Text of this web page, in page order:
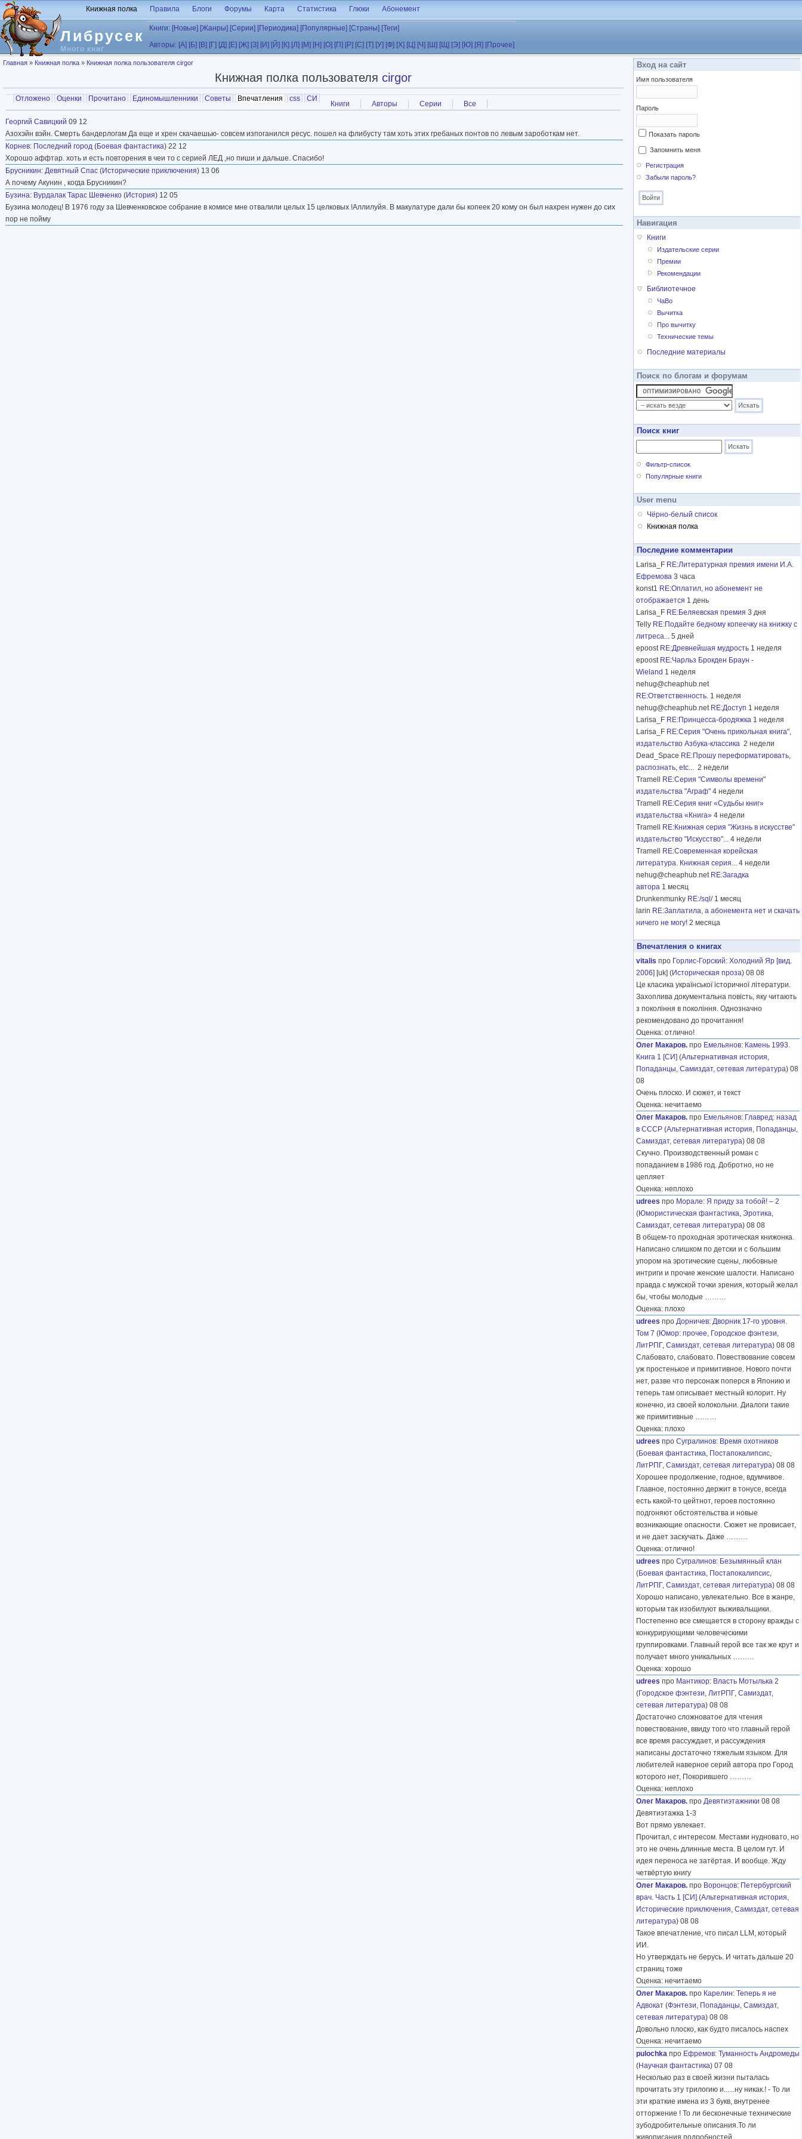
Перейти к основному содержанию
Либрусек
Много книг
Книжная полка Правила Блоги Форумы Карта Статистика Глюки Абонемент
Книги: [Новые] [Жанры] [Серии] [Периодика] [Популярные] [Страны] [Теги]
Авторы: [А] [Б] [В] [Г] [Д] [Е] [Ж] [З] [И] [Й] [К] [Л] [М] [Н] [О] [П] [Р] [С] [Т] [У] [Ф] [Х] [Ц] [Ч] [Ш] [Щ] [Э] [Ю] [Я] [Прочее]
Вы здесь
Главная » Книжная полка » Книжная полка пользователя cirgor
Книжная полка пользователя cirgor
Главные вкладки
Отложено Оценки Прочитано Единомышленники Советы Впечатления (активная вкладка)
css СИ
Вторичные вкладки Книги Авторы Серии Все
Георгий Савицкий 09 12
Азохэйн вэйн. Смерть бандерлогам Да еще и хрен скачаешью- совсем изпоганился ресус. пошел на флибусту там хоть этих гребаных понтов по левым зароботкам нет.
Корнев: Последний город (Боевая фантастика) 22 12
Хорошо аффтар. хоть и есть повторения в чеи то с серией ЛЕД ,но пиши и дальше. Спасибо!
Брусникин: Девятный Спас (Исторические приключения) 13 06
А почему Акунин , когда Брусникин?
Бузина: Вурдалак Тарас Шевченко (История) 12 05
Бузина молодец! В 1976 году за Шевченковское собрание в комисе мне отвалили целых 15 целковых !Аллилуйя. В макулатуре дали бы копеек 20 кому он был нахрен нужен до сих
пор не пойму
Вход на сайт
Имя пользователя
Пароль
Показать пароль
Запомнить меня
Регистрация
Забыли пароль?
Навигация
Книги
Издательские серии
Премии
Рекомендации
Библиотечное
ЧаВо
Вычитка
Про вычитку
Технические темы
Последние материалы
Поиск по блогам и форумам
Поиск книг
Фильтр-список
Популярные книги
User menu
Чёрно-белый список
Книжная полка
Последние комментарии
Larisa_F RE:Литературная премия имени И.А.
Ефремова 3 часа
konst1 RE:Оплатил, но абонемент не
отображается 1 день
Larisa_F RE:Беляевская премия 3 дня
Telly RE:Подайте бедному копеечку на книжку с
литреса... 5 дней
epoost RE:Древнейшая мудрость 1 неделя
epoost RE:Чарльз Брокден Браун -
Wieland 1 неделя
nehug@cheaphub.net
RE:Ответственность. 1 неделя
nehug@cheaphub.net RE:Доступ 1 неделя
Larisa_F RE:Принцесса-бродяжка 1 неделя
Larisa_F RE:Серия "Очень прикольная книга",
издательство Азбука-классика 2 недели
Dead_Space RE:Прошу переформатировать,
распознать, etc... 2 недели
Tramell
RE:Серия "Символы времени"
издательства "Аграф" 4 недели
Tramell
RE:Серия книг «Судьбы книг»
издательства «Книга» 4 недели
Tramell
RE:Книжная серия "Жизнь в искусстве"
издательство "Искусство"... 4 недели
Tramell
RE:Современная корейская
литература. Книжная серия... 4 недели
nehug@cheaphub.net RE:Загадка
автора 1 месяц
Drunkenmunky RE:/sql/ 1 месяц
larin RE:Заплатила, а абонемента нет и скачать
ничего не могу! 2 месяца
Впечатления о книгах
vitalis про Горлис-Горский: Холодний Яр [вид.
2006] [uk] (Историческая проза) 08 08
Це класика української історичної літератури.
Захоплива документальна повість, яку читають
з покоління в покоління. Однозначно
рекомендовано до прочитання!
Оценка: отлично!
Олег Макаров. про Емельянов: Камень 1993.
Книга 1 [СИ] (Альтернативная история,
Попаданцы, Самиздат, сетевая литература) 08
08
Очень плоско. И сюжет, и текст
Оценка: нечитаемо
Олег Макаров. про Емельянов: Главред: назад
в СССР (Альтернативная история, Попаданцы,
Самиздат, сетевая литература) 08 08
Скучно. Производственный роман с
попаданием в 1986 год. Добротно, но не
цепляет
Оценка: неплохо
udrees про Морале: Я приду за тобой! – 2
(Юмористическая фантастика, Эротика,
Самиздат, сетевая литература) 08 08
В общем-то проходная эротическая книжонка.
Написано слишком по детски и с большим
упором на эротические сцены, любовные
интриги и прочие женские шалости. Написано
правда с мужской точки зрения, который желал
бы, чтобы молодые ………
Оценка: плохо
udrees про Дорничев: Дворник 17-го уровня.
Том 7 (Юмор: прочее, Городское фэнтези,
ЛитРПГ, Самиздат, сетевая литература) 08 08
Слабовато, слабовато. Повествование совсем
уж простенькое и примитивное. Нового почти
нет, разве что персонаж поперся в Японию и
теперь там описывает местный колорит. Ну
конечно, из своей колокольни. Диалоги такие
же примитивные ………
Оценка: плохо
udrees про Сугралинов: Время охотников
(Боевая фантастика, Постапокалипсис,
ЛитРПГ, Самиздат, сетевая литература) 08 08
Хорошее продолжение, годное, вдумчивое.
Главное, постоянно держит в тонусе, всегда
есть какой-то цейтнот, героев постоянно
подгоняют обстоятельства и новые
возникающие опасности. Сюжет не провисает,
и не дает заскучать. Даже ………
Оценка: отлично!
udrees про Сугралинов: Безымянный клан
(Боевая фантастика, Постапокалипсис,
ЛитРПГ, Самиздат, сетевая литература) 08 08
Хорошо написано, увлекательно. Все в жанре,
которым так изобилуют выживальщики.
Постепенно все смещается в сторону вражды с
конкурирующими человеческими
группировками. Главный герой все так же крут и
получает много уникальных ………
Оценка: хорошо
udrees про Мантикор: Власть Мотылька 2
(Городское фэнтези, ЛитРПГ, Самиздат,
сетевая литература) 08 08
Достаточно сложноватое для чтения
повествование, ввиду того что главный герой
все время рассуждает, и рассуждения
написаны достаточно тяжелым языком. Для
любителей наверное серий автора про Город
которого нет, Покорившего ………
Оценка: неплохо
Олег Макаров. про Девятиэтажники 08 08
Девятиэтажка 1-3
Вот прямо увлекает.
Прочитал, с интересом. Местами нудновато, но
это не очень длинные места. В целом гут. И
идея переноса не затёртая. И вообще. Жду
четвёртую книгу
Олег Макаров. про Воронцов: Петербургский
врач. Часть 1 [СИ] (Альтернативная история,
Исторические приключения, Самиздат, сетевая
литература) 08 08
Такое впечатление, что писал LLM, который
ИИ.
Но утверждать не берусь. И читать дальше 20
страниц тоже
Оценка: нечитаемо
Олег Макаров. про Карелин: Теперь я не
Адвокат (Фэнтези, Попаданцы, Самиздат,
сетевая литература) 08 08
Довольно плоско, как будто писалось наспех
Оценка: нечитаемо
pulochka про Ефремов: Туманность Андромеды
(Научная фантастика) 07 08
Несколько раз в своей жизни пыталась
прочитать эту трилогию и......ну никак.! - То ли
эти краткие имена из 3 букв, внутренее
отторжение ! То ли бесконечные технические
зубодробительные описания.То ли